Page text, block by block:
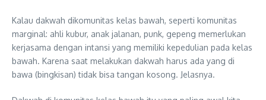
Kalau dakwah dikomunitas kelas bawah, seperti komunitas
marginal: ahli kubur, anak jalanan, punk, gepeng memerlukan
kerjasama dengan intansi yang memiliki kepedulian pada kelas
bawah. Karena saat melakukan dakwah harus ada yang di
bawa (bingkisan) tidak bisa tangan kosong. Jelasnya.